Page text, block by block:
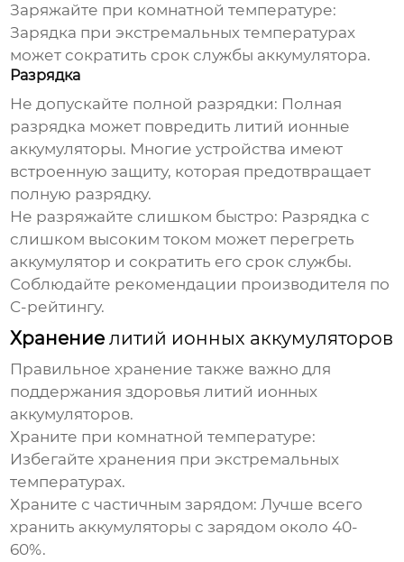
Заряжайте при комнатной температуре:
Зарядка при экстремальных температурах
может сократить срок службы аккумулятора.
Разрядка
Не допускайте полной разрядки: Полная
разрядка может повредитьлитий ионные
аккумуляторы. Многие устройства имеют
встроенную защиту, которая предотвращает
полную разрядку.
Не разряжайте слишком быстро: Разрядка с
слишком высоким током может перегреть
аккумулятор и сократить его срок службы.
Соблюдайте рекомендации производителя по
C-рейтингу.
Хранениелитий ионных аккумуляторов
Правильное хранение также важно для
поддержания здоровьялитий ионных
аккумуляторов.
Храните при комнатной температуре:
Избегайте хранения при экстремальных
температурах.
Храните с частичным зарядом: Лучше всего
хранить аккумуляторы с зарядом около 40-
60%.